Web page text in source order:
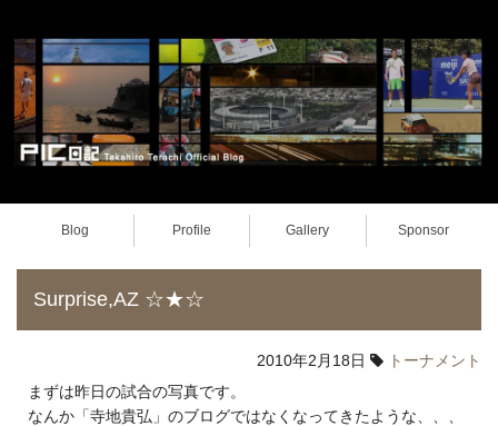
Blog Profile Gallery Sponsor
Surprise,AZ ☆★☆
2010年2月18日
トーナメント
まずは昨日の試合の写真です。
なんか「寺地貴弘」のブログではなくなってきたような、、、